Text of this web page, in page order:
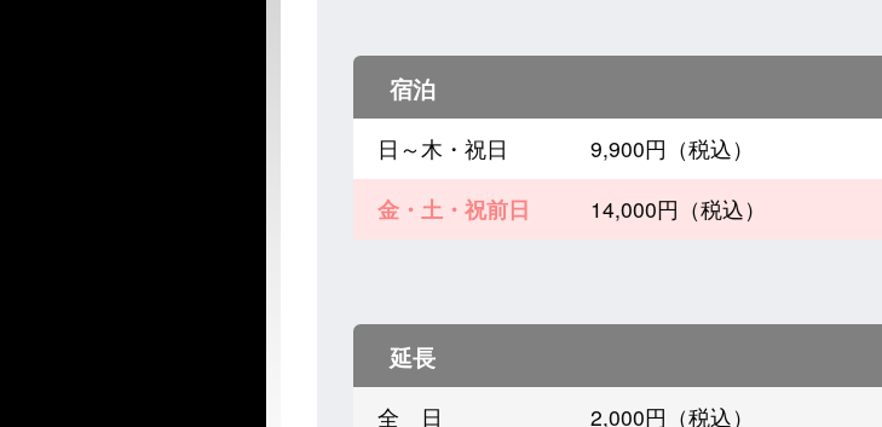
宿泊
日～木・祝日
9,900円（税込）
金・土・祝前日
14,000円（税込）
延長
全 日 2,000円（税込）